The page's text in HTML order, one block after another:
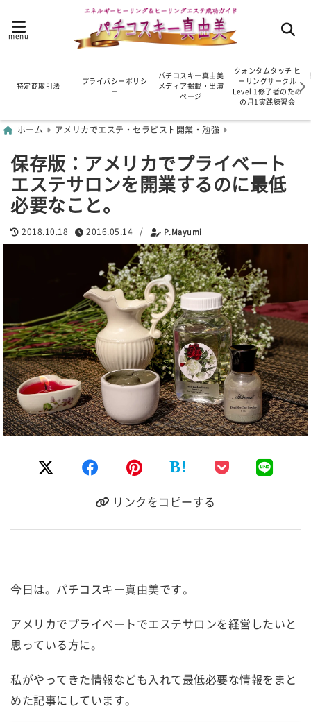
menu
特定商取引法
プライバシーポリシ
ー
パチコスキー真由美
メディア掲載・出演
ページ
クォンタムタッチ ヒ
ーリングサークル
Level 1修了者のため
の月1実践練習会
ホーム アメリカでエステ・セラピスト開業・勉強
保存版：アメリカでプライベート
エステサロンを開業するのに最低
必要なこと。
2018.10.18 2016.05.14 / P.Mayumi
B!
リンクをコピーする
今日は。パチコスキー真由美です。
アメリカでプライベートでエステサロンを経営したいと
思っている方に。
私がやってきた情報なども入れて最低必要な情報をまと
めた記事にしています。